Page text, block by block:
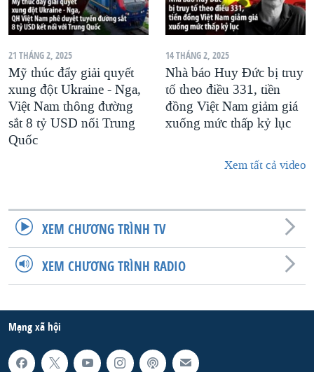
21 THÁNG 2, 2025
Mỹ thúc đẩy giải quyết
xung đột Ukraine - Nga,
Việt Nam thông đường
sắt 8 tỷ USD nối Trung
Quốc
14 THÁNG 2, 2025
Nhà báo Huy Đức bị truy
tố theo điều 331, tiền
đồng Việt Nam giảm giá
xuống mức thấp kỷ lục
Xem tất cả video
XEM CHƯƠNG TRÌNH TV
XEM CHƯƠNG TRÌNH RADIO
Mạng xã hội